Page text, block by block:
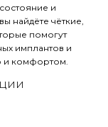
и
найдёте чёткие,
помогут
имплантов и
и комфортом.